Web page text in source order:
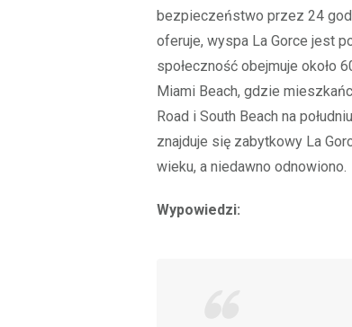
bezpieczeństwo przez 24
oferuje, wyspa La Gorce jest
społeczność obejmuje około
Miami Beach, gdzie
Road i South Beach na
znajduje się zabytkowy La
wieku, a niedawno odnowiono.
Wypowiedzi: